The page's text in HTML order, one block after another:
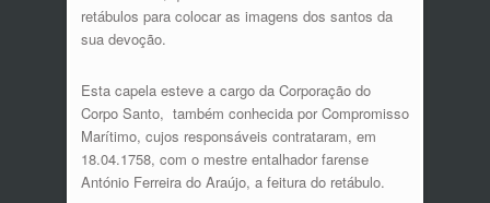
retábulos para colocar as imagens dos santos da
sua devoção.
Esta capela esteve a cargo da Corporação do
Corpo Santo, também conhecida por Compromisso
Marítimo, cujos responsáveis contrataram, em
18.04.1758, com o mestre entalhador farense
António Ferreira do Araújo, a feitura do retábulo.